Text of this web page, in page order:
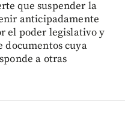
que suspender la
anticipadamente
el poder legislativo y
documentos cuya
a otras